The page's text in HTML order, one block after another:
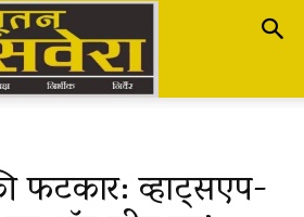
फटकार: व्हाट्सएप-